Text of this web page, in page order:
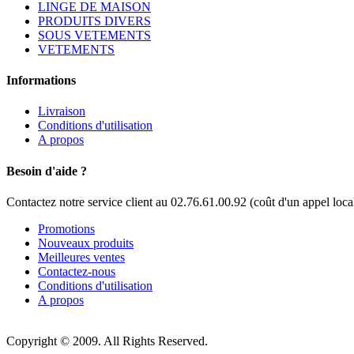
LINGE DE MAISON
PRODUITS DIVERS
SOUS VETEMENTS
VETEMENTS
Informations
Livraison
Conditions d'utilisation
A propos
Besoin d'aide ?
Contactez notre service client au 02.76.61.00.92 (coût d'un appel
Promotions
Nouveaux produits
Meilleures ventes
Contactez-nous
Conditions d'utilisation
A propos
Copyright © 2009. All Rights Reserved.